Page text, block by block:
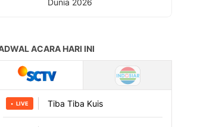
Dunia 2026